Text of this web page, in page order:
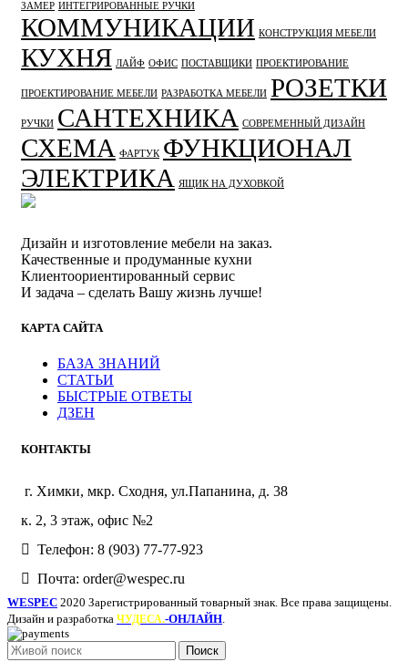
ЗАМЕР ИНТЕГРИРОВАННЫЕ РУЧКИ
КОММУНИКАЦИИ КОНСТРУКЦИЯ МЕБЕЛИ
КУХНЯ ЛАЙФ ОФИС ПОСТАВЩИКИ ПРОЕКТИРОВАНИЕ
ПРОЕКТИРОВАНИЕ МЕБЕЛИ РАЗРАБОТКА МЕБЕЛИ РОЗЕТКИ
РУЧКИ САНТЕХНИКА СОВРЕМЕННЫЙ ДИЗАЙН
СХЕМА ФАРТУК ФУНКЦИОНАЛ
ЭЛЕКТРИКА
ЯЩИК НА ДУХОВКОЙ
Дизайн и изготовление мебели на заказ.
Качественные и продуманные кухни
Клиентоориентированный сервис
И задача – сделать Вашу жизнь лучше!
КАРТА САЙТА
БАЗА ЗНАНИЙ
СТАТЬИ
БЫСТРЫЕ ОТВЕТЫ
ДЗЕН
КОНТАКТЫ
г. Химки, мкр. Сходня, ул.Папанина, д. 38
к. 2, 3 этаж, офис №2
Телефон: 8 (903) 77-77-923
Почта: order@wespec.ru
WESPEC 2020 Зарегистрированный товарный знак. Все права защищены.
Дизайн и разработка ЧУДЕСА.-ОНЛАЙН
Поиск